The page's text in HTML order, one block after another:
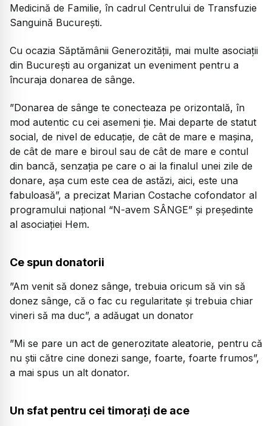
Medicină de Familie, în cadrul Centrului de Transfuzie
Sanguină București.
Cu ocazia Săptămânii Generozității, mai multe asociații
din București au organizat un eveniment pentru a
încuraja donarea de sânge.
”Donarea de sânge te conecteaza pe orizontală, în
mod autentic cu cei asemeni ție. Mai departe de statut
social, de nivel de educație, de cât de mare e mașina,
de cât de mare e biroul sau de cât de mare e contul
din bancă, senzația pe care o ai la finalul unei zile de
donare, așa cum este cea de astăzi, aici, este una
fabuloasă”, a precizat Marian Costache cofondator al
programului național “N-avem SÂNGE” și președinte
al asociației Hem.
Ce spun donatorii
”Am venit să donez sânge, trebuia oricum să vin să
donez sânge, că o fac cu regularitate și trebuia chiar
vineri să ma duc”, a adăugat un donator
”Mi se pare un act de generozitate aleatorie, pentru că
nu știi către cine donezi sange, foarte, foarte frumos”,
a mai spus un alt donator.
Un sfat pentru cei timorați de ace